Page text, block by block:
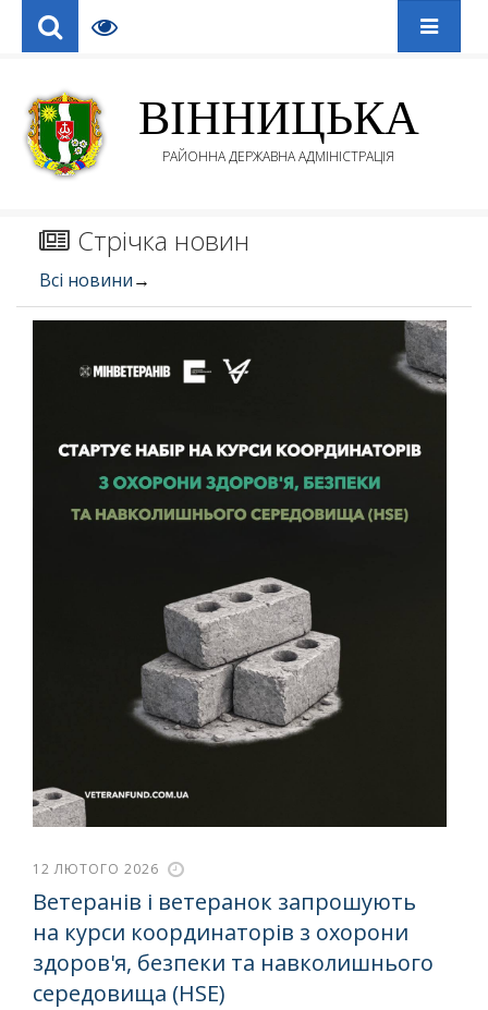
ВІННИЦЬКА
РАЙОННА ДЕРЖАВНА АДМІНІСТРАЦІЯ
Стрічка новин
Всі новини→
12 ЛЮТОГО 2026
Ветеранів і ветеранок запрошують
на курси координаторів з охорони
здоров'я, безпеки та навколишнього
середовища (HSE)